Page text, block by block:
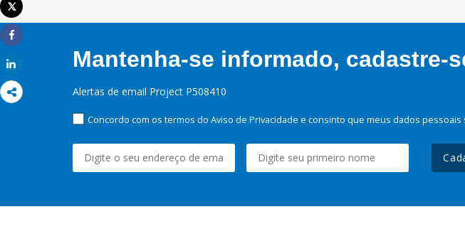
Imprimir
Tweet
Share
Mantenha-se informado, cadastre-
Alertas de email Project P508410
Concordo com os termos do Aviso de Privacidade e consinto que meus dados